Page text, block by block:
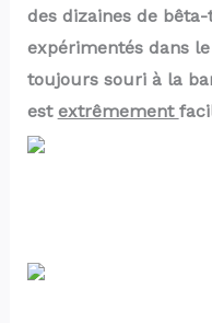
des dizaines de
expérimentés dans le
toujours souri à la
est extrêmement